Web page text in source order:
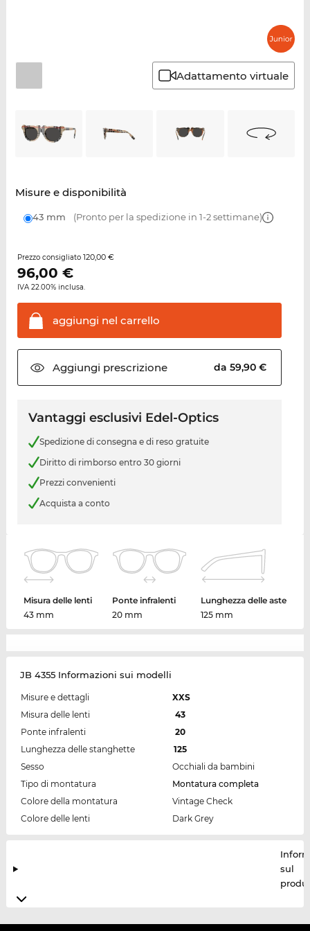
Adattamento virtuale
Misure e disponibilità
43 mm (Pronto per la spedizione in 1-2 settimane)
Prezzo consigliato 120,00 €
96,00 €
IVA 22.00% inclusa.
aggiungi nel carrello
Aggiungi prescrizione da 59,90 €
Vantaggi esclusivi Edel-Optics
Spedizione di consegna e di reso gratuite
Diritto di rimborso entro 30 giorni
Prezzi convenienti
Acquista a conto
Misura delle lenti
43 mm
Ponte infralenti
20 mm
Lunghezza delle aste
125 mm
JB 4355 Informazioni sui modelli
Misure e dettagli
XXS
Misura delle lenti
43
Ponte infralenti
20
Lunghezza delle stanghette
125
Sesso
Occhiali da bambini
Tipo di montatura
Montatura completa
Colore della montatura
Vintage Check
Colore delle lenti
Dark Grey
sul